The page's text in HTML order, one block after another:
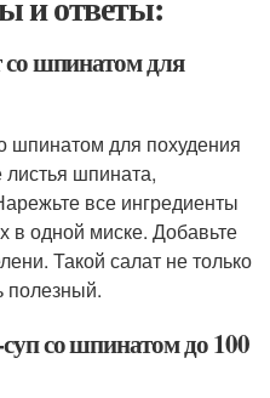
со шпинатом для
шпинатом для похудения
шпината,
все ингредиенты
в одной миске. Добавьте
Такой салат не только
полезный.
со шпинатом до 100